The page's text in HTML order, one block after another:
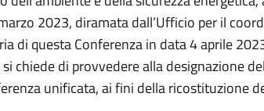
2023, diramata dall’Ufficio per il
di questa Conferenza in data 4 aprile
chiede di provvedere alla designazione del
unificata, ai fini della ricostituzione